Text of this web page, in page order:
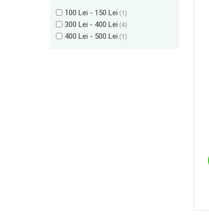
100 Lei - 150 Lei (1)
300 Lei - 400 Lei (4)
400 Lei - 500 Lei (1)